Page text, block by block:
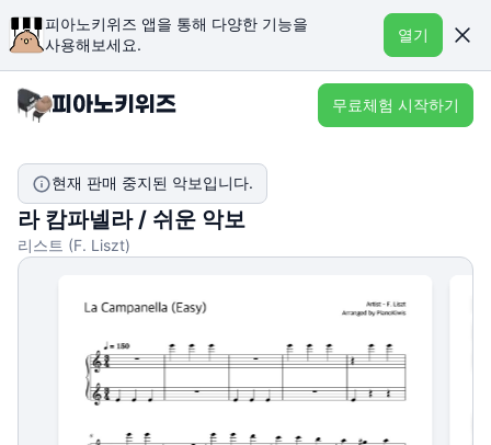
피아노키위즈 앱을 통해 다양한 기능을
사용해보세요.
열기
무료체험 시작하기
현재 판매 중지된 악보입니다.
라 캄파넬라 / 쉬운 악보
리스트 (F. Liszt)